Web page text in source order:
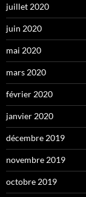
juillet 2020
juin 2020
mai 2020
mars 2020
février 2020
janvier 2020
décembre 2019
novembre 2019
octobre 2019